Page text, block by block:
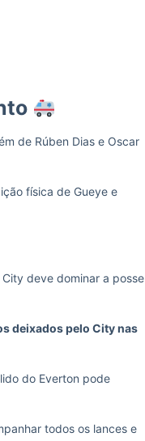
de Rúben Dias e Oscar
física de Gueye e
deve dominar a posse
deixados pelo City nas
do Everton pode
todos os lances e